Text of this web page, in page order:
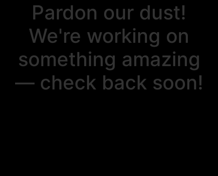
Pardon our dust!
We're working on
something amazing
— check back soon!